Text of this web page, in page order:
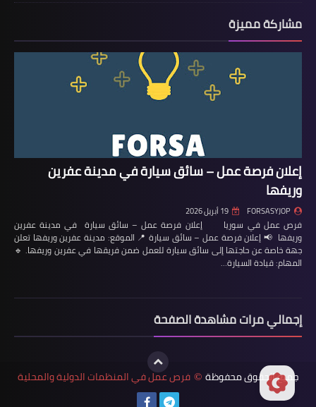
مشاركة مميزة
إعلان فرصة عمل – سائق سيارة في مدينة عفرين
وريفها
FORSASYJOP 19 أبريل 2026
فرص عمل في سوريا إعلان فرصة عمل – سائق سيارة في مدينة عفرين
وريفها 📢 إعلان فرصة عمل – سائق سيارة 📍 الموقع: مدينة عفرين وريفها تعلن
جهة خاصة عن حاجتها إلى سائق سيارة للعمل ضمن فريقها في عفرين وريفها. 🔹
المهام: قيادة السيارة…
إجمالي مرات مشاهدة الصفحة
جميع الحقوق محفوظة © فرص عمل في المنظمات الدولية والمحلية